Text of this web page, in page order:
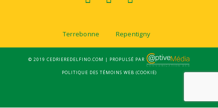
Terrebonne Repentigny
© 2019 CEDRIEREDELFINO.COM | PROPULSÉ PAR
POLITIQUE DES TÉMOINS WEB (COOKIE)